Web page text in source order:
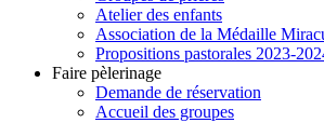
Atelier des enfants
Association de la Médaille
Propositions pastorales 2023-
Faire pèlerinage
Demande de réservation
Accueil des groupes